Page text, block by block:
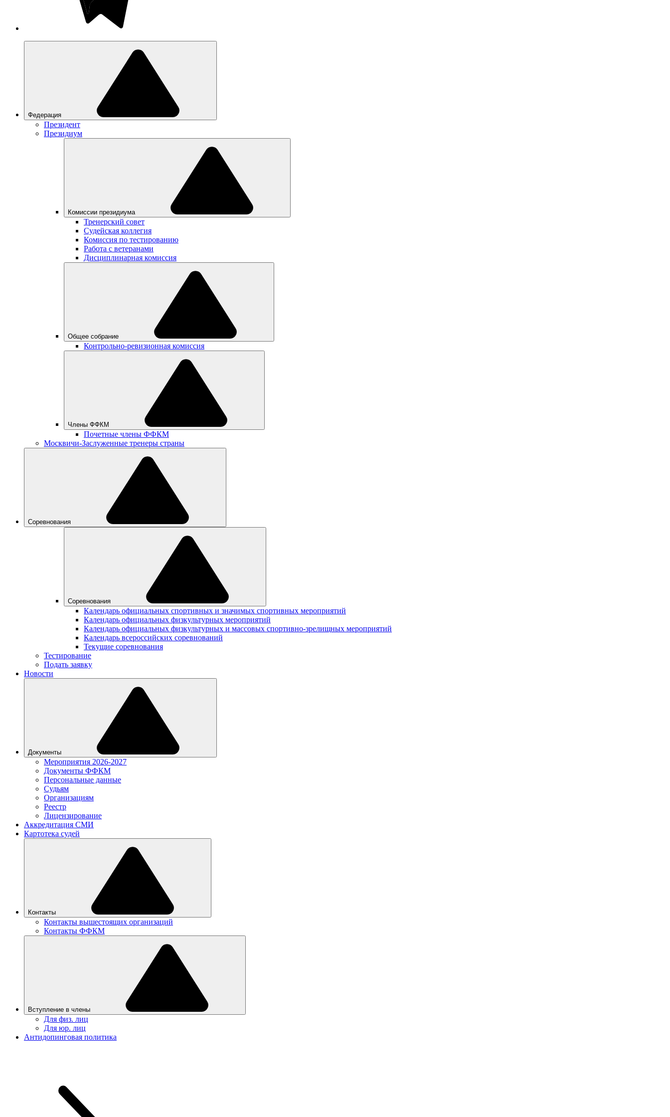
Федерация
Президент
Президиум
Комиссии президиума
Тренерский совет
Судейская коллегия
Комиссия по тестированию
Работа с ветеранами
Дисциплинарная комиссия
Общее собрание
Контрольно-ревизионная комиссия
Члены ФФКМ
Почетные члены ФФКМ
Москвичи-Заслуженные тренеры страны
Соревнования
Соревнования
Календарь официальных спортивных и значимых спортивных мероприятий
Календарь официальных физкультурных мероприятий
Календарь официальных физкультурных и массовых спортивно-зрелищных мероприятий
Календарь всероссийских соревнований
Текущие соревнования
Тестирование
Подать заявку
Новости
Документы
Мероприятия 2026-2027
Документы ФФКМ
Персональные данные
Судьям
Организациям
Реестр
Лицензирование
Аккредитация СМИ
Картотека судей
Контакты
Контакты вышестоящих организаций
Контакты ФФКМ
Вступление в члены
Для физ. лиц
Для юр. лиц
Антидопинговая политика